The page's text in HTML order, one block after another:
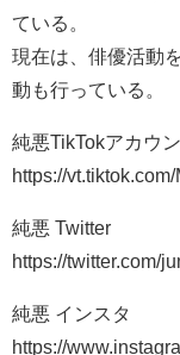
ている。
現在は、俳優活動
動も行っている。
純悪TikTokアカウ
https://
純悪 Twitter
https://twitter.com/
純悪 インスタ
https://